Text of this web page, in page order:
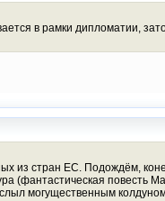
в рамки дипломатии, зато
из стран ЕС. Подождём,
(фантастическая повесть
могущественным